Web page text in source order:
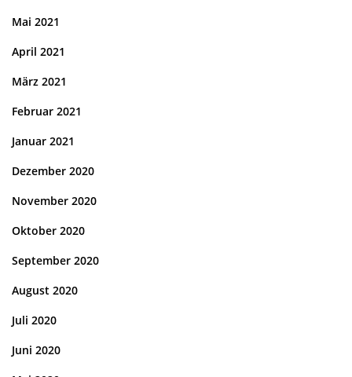
Mai 2021
April 2021
März 2021
Februar 2021
Januar 2021
Dezember 2020
November 2020
Oktober 2020
September 2020
August 2020
Juli 2020
Juni 2020